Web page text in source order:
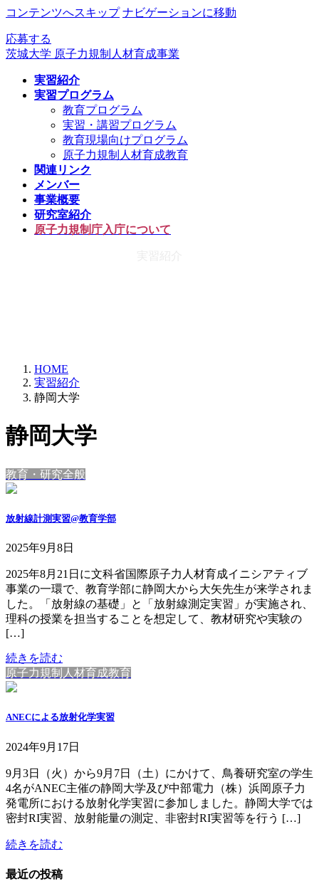
コンテンツへスキップ ナビゲーションに移動
応募する
茨城大学 原子力規制人材育成事業
実習紹介
実習プログラム
教育プログラム
実習・講習プログラム
教育現場向けプログラム
原子力規制人材育成教育
関連リンク
メンバー
事業概要
研究室紹介
原子力規制庁入庁について
HOME
実習紹介
静岡大学
静岡大学
教育・研究全般
放射線計測実習@教育学部
2025年9月8日
2025年8月21日に文科省国際原子力人材育成イニシアティブ
事業の一環で、教育学部に静岡大から大矢先生が来学されま
した。「放射線の基礎」と「放射線測定実習」が実施され、
理科の授業を担当することを想定して、教材研究や実験の
[…]
続きを読む
原子力規制人材育成教育
ANECによる放射化学実習
2024年9月17日
9月3日（火）から9月7日（土）にかけて、鳥養研究室の学生
4名がANEC主催の静岡大学及び中部電力（株）浜岡原子力
発電所における放射化学実習に参加しました。静岡大学では
密封RI実習、放射能量の測定、非密封RI実習等を行う […]
続きを読む
最近の投稿